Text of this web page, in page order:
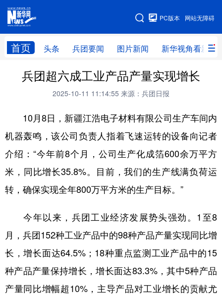
网站无障碍
PC版本
首页 头条 兵团要闻 图片新闻 新华视角看新疆
网站地图
头条 兵团要闻 图片新闻 新华视角看新疆
地方频道
北京 天津 河北 山西
辽宁 吉林 上海 江苏
浙江 福建
山东 河南 湖北 湖南
广东 广西 海南 重庆
四川 贵州 云南 西藏
兵团超六成工业产品产量实现增长
2025-10-11 11:14:55 来源：兵团日报
10月8日，新疆江浩电子材料有限公司生产车间内
机器轰鸣，该公司负责人指着飞速运转的设备向记者
介绍：“今年前8个月，公司生产化成箔600余万平方
米，同比增长35.8%。目前，我们的生产线满负荷运
转，确保实现全年800万平方米的生产目标。”
今年以来，兵团工业经济发展势头强劲。1至8
月，兵团152种工业产品中的98种产品产量实现同比增
长，增长面达64.5%；18种重点监测工业产品中的15
种产品产量保持增长，增长面达83.3%，其中5种产品
产量同比增幅超10%，主导产品对工业增长的贡献尤